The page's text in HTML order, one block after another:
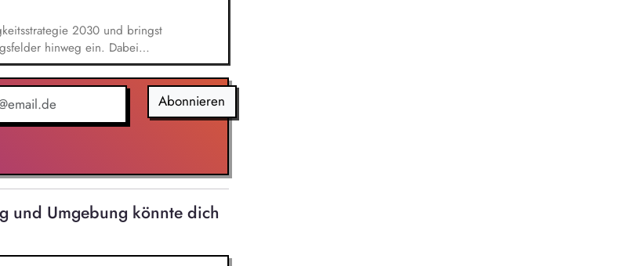
2030 und bringst
hinweg ein. Dabei
unserer
nachhaltiger Ansätze in
Tätigkeit liegt in der
Anforderungen
ESRS oder der EU-
Abonnieren
und Umgebung könnte dich